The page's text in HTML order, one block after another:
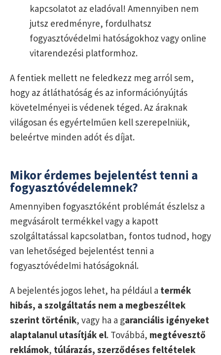
kapcsolatot az eladóval! Amennyiben nem
jutsz eredményre, fordulhatsz
fogyasztóvédelmi hatóságokhoz vagy online
vitarendezési platformhoz.
A fentiek mellett ne feledkezz meg arról sem,
hogy az átláthatóság és az információnyújtás
követelményei is védenek téged. Az áraknak
világosan és egyértelműen kell szerepelniük,
beleértve minden adót és díjat.
Mikor érdemes bejelentést tenni a
fogyasztóvédelemnek?
Amennyiben fogyasztóként problémát észlelsz a
megvásárolt termékkel vagy a kapott
szolgáltatással kapcsolatban, fontos tudnod, hogy
van lehetőséged bejelentést tenni a
fogyasztóvédelmi hatóságoknál.
A bejelentés jogos lehet, ha például a termék
hibás, a szolgáltatás nem a megbeszéltek
szerint történik, vagy ha a garanciális igényeket
alaptalanul utasítják el. Továbbá, megtévesztő
reklámok, túlárazás, szerződéses feltételek